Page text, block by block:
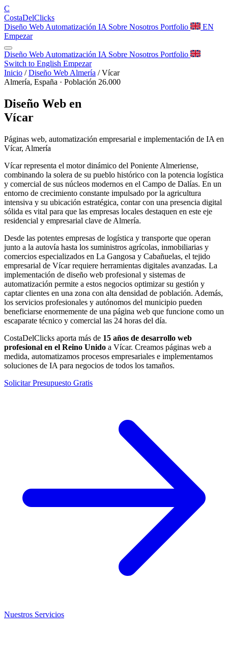
C
CostaDelClicks
Diseño Web Automatización IA Sobre Nosotros Portfolio
EN
Empezar
Diseño Web Automatización IA Sobre Nosotros Portfolio
Switch to English Empezar
Inicio / Diseño Web Almería / Vícar
Almería, España · Población 26.000
Diseño Web en
Vícar
Páginas web, automatización empresarial e implementación de IA en
Vícar, Almería
Vícar representa el motor dinámico del Poniente Almeriense,
combinando la solera de su pueblo histórico con la potencia logística
y comercial de sus núcleos modernos en el Campo de Dalías. En un
entorno de crecimiento constante impulsado por la agricultura
intensiva y su ubicación estratégica, contar con una presencia digital
sólida es vital para que las empresas locales destaquen en este eje
residencial y empresarial clave de Almería.
Desde las potentes empresas de logística y transporte que operan
junto a la autovía hasta los suministros agrícolas, inmobiliarias y
comercios especializados en La Gangosa y Cabañuelas, el tejido
empresarial de Vícar requiere herramientas digitales avanzadas. La
implementación de diseño web profesional y sistemas de
automatización permite a estos negocios optimizar su gestión y
captar clientes en una zona con alta densidad de población. Además,
los servicios profesionales y autónomos del municipio pueden
beneficiarse enormemente de una página web que funcione como un
escaparate técnico y comercial las 24 horas del día.
CostaDelClicks aporta más de 15 años de desarrollo web
profesional en el Reino Unido a Vícar. Creamos páginas web a
medida, automatizamos procesos empresariales e implementamos
soluciones de IA para negocios de todos los tamaños.
Solicitar Presupuesto Gratis
Nuestros Servicios